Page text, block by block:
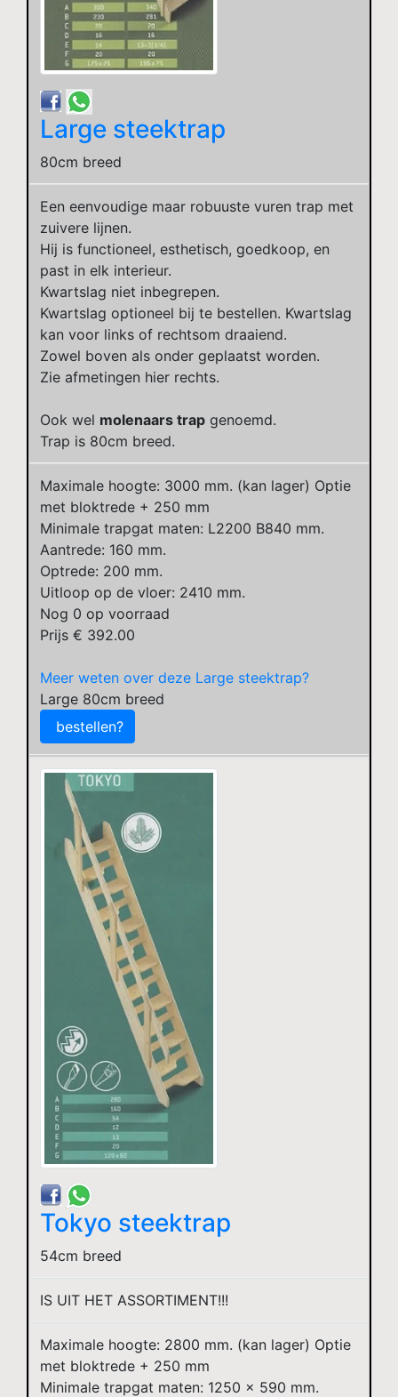
Large steektrap
80cm breed
Een eenvoudige maar robuuste vuren trap met
zuivere lijnen.
Hij is functioneel, esthetisch, goedkoop, en
past in elk interieur.
Kwartslag niet inbegrepen.
Kwartslag optioneel bij te bestellen. Kwartslag
kan voor links of rechtsom draaiend.
Zowel boven als onder geplaatst worden.
Zie afmetingen hier rechts.
Ook wel molenaars trap genoemd.
Trap is 80cm breed.
Maximale hoogte: 3000 mm. (kan lager) Optie
met bloktrede + 250 mm
Minimale trapgat maten: L2200 B840 mm.
Aantrede: 160 mm.
Optrede: 200 mm.
Uitloop op de vloer: 2410 mm.
Nog 0 op voorraad
Prijs € 392.00
Meer weten over deze Large steektrap?
Large 80cm breed
Tokyo steektrap
54cm breed
IS UIT HET ASSORTIMENT!!!
Maximale hoogte: 2800 mm. (kan lager) Optie
met bloktrede + 250 mm
Minimale trapgat maten: 1250 x 590 mm.